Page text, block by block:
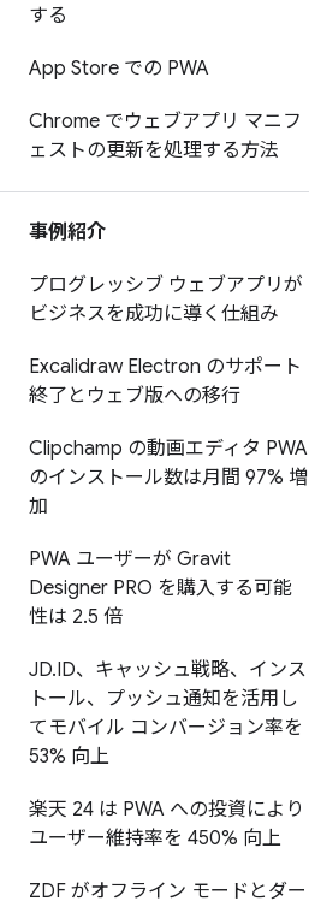
する
App Store での PWA
Chrome でウェブアプリ マニフ
ェストの更新を処理する方法
事例紹介
プログレッシブ ウェブアプリが
ビジネスを成功に導く仕組み
Excalidraw Electron のサポート
終了とウェブ版への移行
Clipchamp の動画エディタ PWA
のインストール数は月間 97% 増
加
PWA ユーザーが Gravit
Designer PRO を購入する可能
性は 2.5 倍
JD.ID、キャッシュ戦略、インス
トール、プッシュ通知を活用し
てモバイル コンバージョン率を
53% 向上
楽天 24 は PWA への投資により
ユーザー維持率を 450% 向上
ZDF がオフライン モードとダー